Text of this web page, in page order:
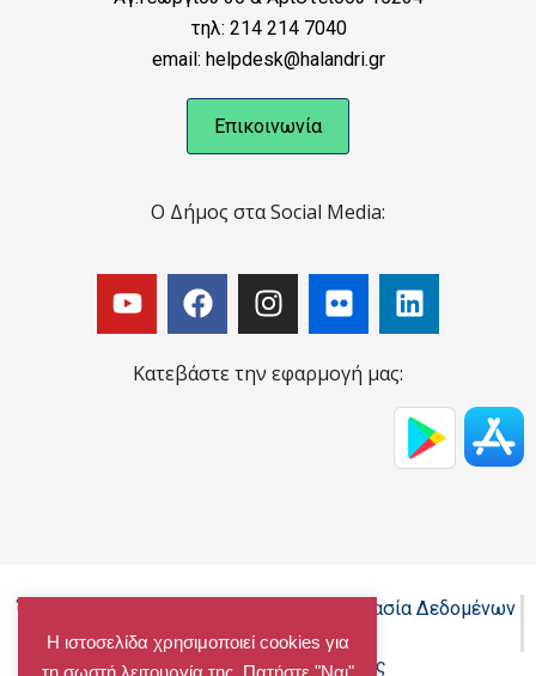
τηλ: 214 214 7040
email: helpdesk@halandri.gr
Επικοινωνία
Ο Δήμος στα Social Media:
Κατεβάστε την εφαρμογή μας:
Όροι Χρήσης - Πολιτική Cookies - Προστασία Δεδομένων
Προσωπικού Χαρακτήρα
Δήλωση προσβασιμότητας
Η ιστοσελίδα χρησιμοποιεί cookies για
τη σωστή λειτουργία της. Πατήστε "Ναι"